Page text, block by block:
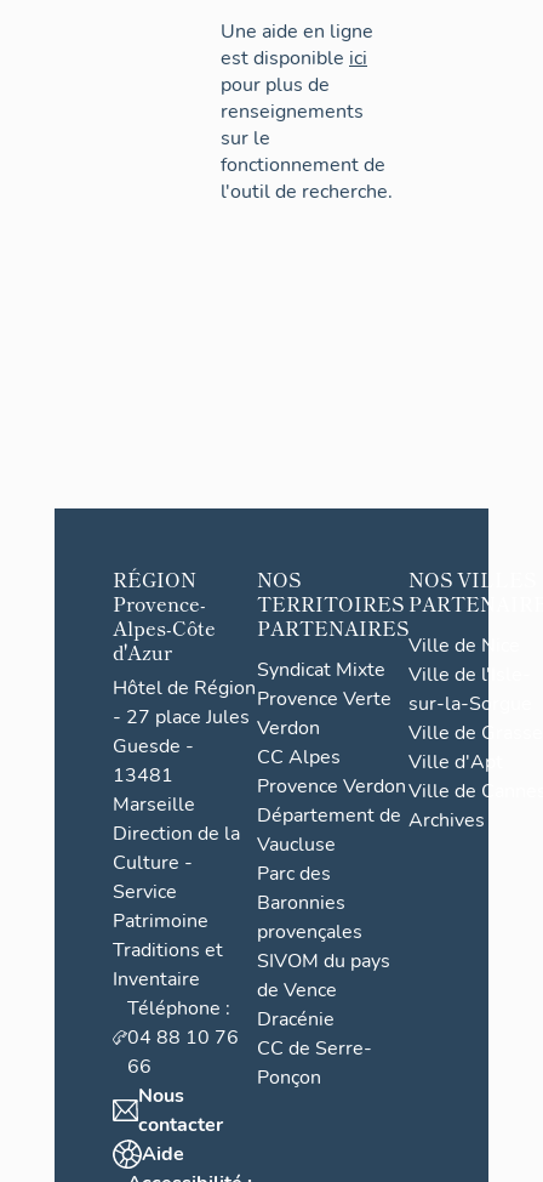
Une aide en ligne
est disponible ici
pour plus de
renseignements
sur le
fonctionnement de
l'outil de recherche.
RÉGION
Provence-
Alpes-Côte
d'Azur
Hôtel de Région
- 27 place Jules
Guesde -
13481
Marseille
Direction de la
Culture -
Service
Patrimoine
Traditions et
Inventaire
Téléphone :
04 88 10 76
66
Nous
contacter
Aide
NOS
TERRITOIRES
PARTENAIRES
Syndicat Mixte
Provence Verte
Verdon
CC Alpes
Provence Verdon
Département de
Vaucluse
Parc des
Baronnies
provençales
SIVOM du pays
de Vence
Dracénie
CC de Serre-
Ponçon
NOS VILLES
Ville de Nice
Ville de l'Isle-
sur-la-Sorgue
Ville de Grasse
Ville d'Apt
Ville de
Archives